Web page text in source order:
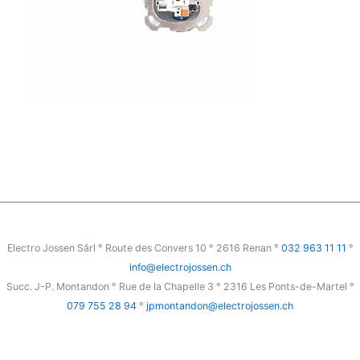
Electro Jossen Sârl ° Route des Convers 10 ° 2616 Renan ° 032 963 11 11 °
info@electrojossen.ch
Succ. J-P. Montandon ° Rue de la Chapelle 3 ° 2316 Les Ponts-de-Martel °
079 755 28 94 ° jpmontandon@electrojossen.ch